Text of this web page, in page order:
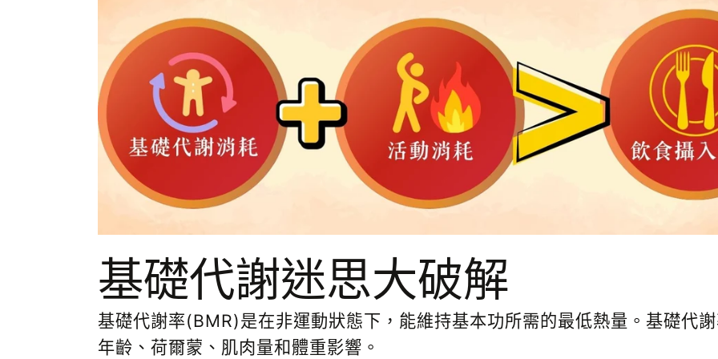
基礎代謝迷思大破解
基礎代謝率(BMR)是在非運動狀態下，能維持基本功所需的最低熱量。基礎代
年齡、荷爾蒙、肌肉量和體重影響。